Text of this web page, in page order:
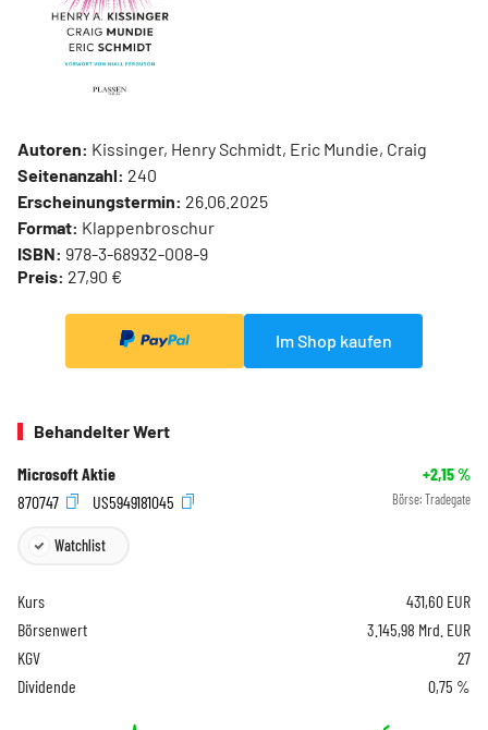
Autoren: Kissinger, Henry Schmidt, Eric Mundie, Craig
Seitenanzahl: 240
Erscheinungstermin: 26.06.2025
Format: Klappenbroschur
ISBN: 978-3-68932-008-9
Preis: 27,90 €
Im Shop kaufen
Behandelter Wert
Microsoft Aktie +2,15%
870747
US5949181045 Börse: Tradegate
Watchlist
Kurs 431,60 EUR
Börsenwert
3.145,98 Mrd. EUR
KGV
27
Dividende
0,75 %